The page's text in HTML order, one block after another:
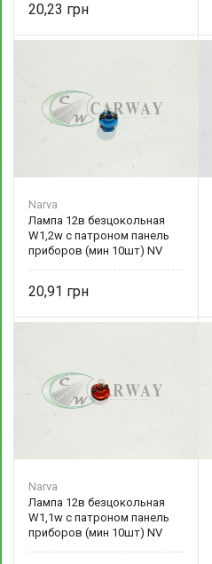
20,23
Narva
Лампа 12в безцокольная
W1,2w с патроном панель
приборов (мин 10шт) NV
20,91
Narva
Лампа 12в безцокольная
W1,1w с патроном панель
приборов (мин 10шт) NV